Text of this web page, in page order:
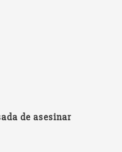
de asesinar